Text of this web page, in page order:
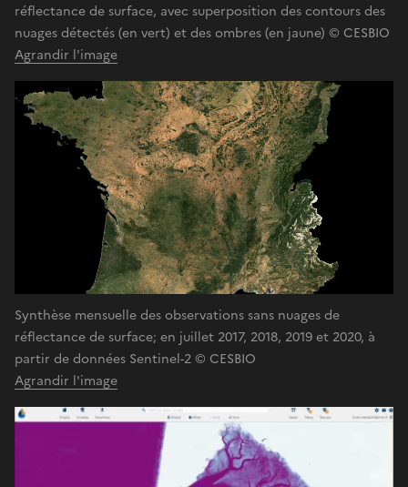
réflectance de surface, avec superposition des contours des
nuages détectés (en vert) et des ombres (en jaune) © CESBIO
Agrandir l'image
Synthèse mensuelle des observations sans nuages de
réflectance de surface; en juillet 2017, 2018, 2019 et 2020, à
partir de données Sentinel-2 © CESBIO
Agrandir l'image